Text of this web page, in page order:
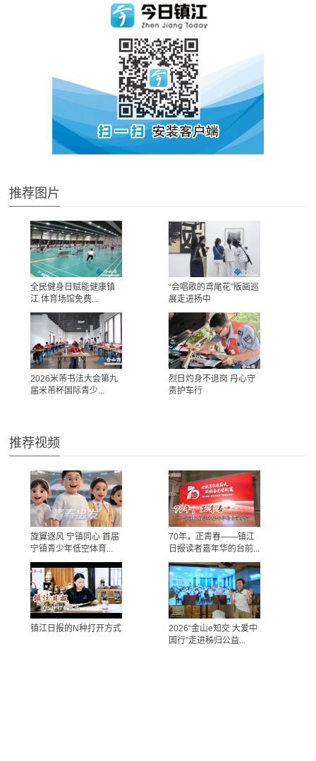
推荐图片
全民健身日赋能健康镇
江 体育场馆免费...
“会唱歌的鸢尾花”版画巡
展走进扬中
2026米芾书法大会第九
届米芾杯国际青少...
烈日灼身不退岗 丹心守
责护车行
推荐视频
旋翼逐风 宁镇同心 首届
宁镇青少年低空体育...
70年，正青春——镇江
日报读者嘉年华的台前...
镇江日报的N种打开方式
2026“金山e知交 大爱中
国行”走进秭归公益...